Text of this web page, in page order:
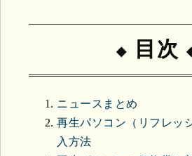
目次
ニュースまとめ
再生パソコン（リフレッ
入方法